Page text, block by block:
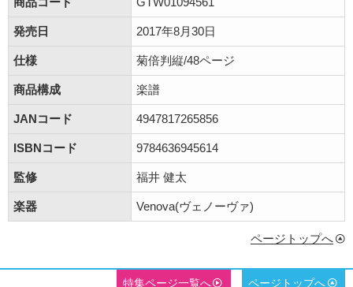
発売日 2017年8月30日
仕様 菊倍判縦/48ページ
商品構成 楽譜
JANコード 4947817265856
ISBNコード 9784636945614
監修 福井 健太
楽器 Venova(ヴェノーヴァ)
ページトップへ
特集ページ一覧へ ページトップへ